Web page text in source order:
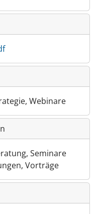
Webinare
Seminare
Vorträge